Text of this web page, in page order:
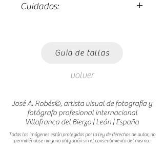
Cuidados:
Guía de tallas
volver
José A. Robés©, artista visual de fotografía y
fotógrafo profesional internacional
Villafranca del Bierzo | León | España
Todas las imágenes están protegidas por la ley de derechos de autor, no
permitiéndose ninguna utilización sin el consentimiento del mismo.